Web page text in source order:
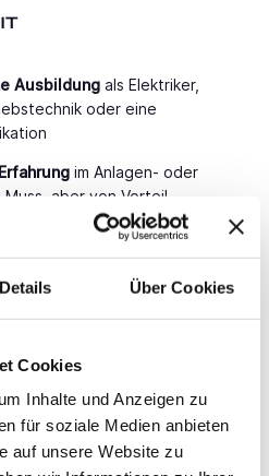
Details Über Cookies
Cookies
Inhalte und Anzeigen zu
für soziale Medien anbieten
auf unsere Website zu
Ausbildung als Elektriker,
oder eine
im Anlagen- oder
Muss, aber von Vorteil
und ein hohes Maß an
Bist von Vorteil.
herzlich willkommen!